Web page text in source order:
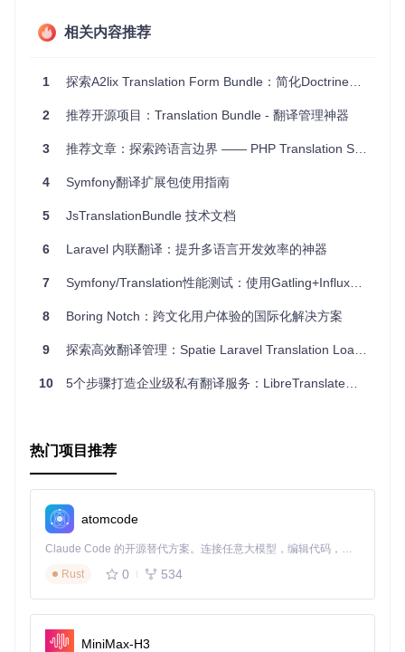
国际化的社交媒体或论坛
易用性：提供了简单的配置选项和预设的表单类型，使得在
灵活性：通过兼容多种翻译策略，适应各种复杂的数据库设
维护和支持：活跃的社区支持，定期更新以保持与最新 Sy
理你的 Symfony 应用中的多语言翻译问题，那么 A2lix Transl
的便利吧！
相关内容推荐
1 探索A2lix Translation Form Bundle：简化Doctrine对象翻译的利器
2 推荐开源项目：Translation Bundle - 翻译管理神器
3 推荐文章：探索跨语言边界 —— PHP Translation Symfony Bundle
4 Symfony翻译扩展包使用指南
5 JsTranslationBundle 技术文档
6 Laravel 内联翻译：提升多语言开发效率的神器
7 Symfony/Translation性能测试：使用Gatling+InfluxDB+Grafana构建完整监控体系
8 Boring Notch：跨文化用户体验的国际化解决方案
9 探索高效翻译管理：Spatie Laravel Translation Loader 项目推荐
10 5个步骤打造企业级私有翻译服务：LibreTranslate本地化部署解决方案
热门项目推荐
atomcode
Claude Code 的开源替代方案。连接任意大模型，编辑代码，运行命令，自动验证 — 全自动执行。用 Rust 构建，极致性能。 ｜ An open-source alternative to Claude Code. Connect any LLM, edit code, run commands, and verify changes — autonomously. Built in Rust for speed. Get Started
Rust
0 534
MiniMax-H3